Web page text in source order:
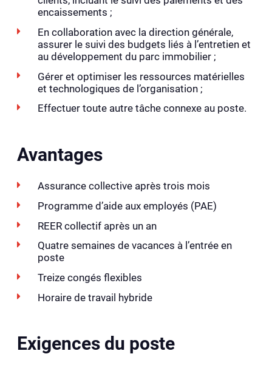
encaissements ;
En collaboration avec la direction générale,
assurer le suivi des budgets liés à l’entretien et
au développement du parc immobilier ;
Gérer et optimiser les ressources matérielles
et technologiques de l’organisation ;
Effectuer toute autre tâche connexe au poste.
Avantages
Assurance collective après trois mois
Programme d’aide aux employés (PAE)
REER collectif après un an
Quatre semaines de vacances à l’entrée en
poste
Treize congés flexibles
Horaire de travail hybride
Exigences du poste